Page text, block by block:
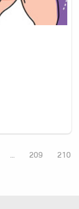
... 209 210